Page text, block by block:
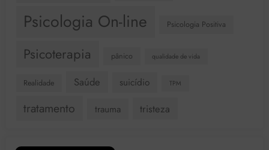
Psicologia On-line Psicologia Positiva
Psicoterapia pânico qualidade de vida
Realidade Saúde suicídio TPM
tratamento trauma tristeza